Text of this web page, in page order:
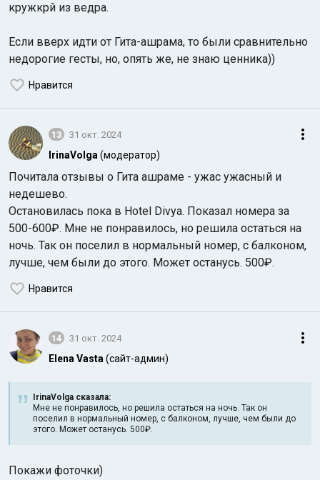
кружкрй из ведра.
Если вверх идти от Гита-ашрама, то были сравнительно
недорогие гесты, но, опять же, не знаю ценника))
Нравится
13 31 окт. 2024
IrinaVolga (модератор)
Почитала отзывы о Гита ашраме - ужас ужасный и
недешево.
Остановилась пока в Hotel Divya. Показал номера за
500-600₽. Мне не понравилось, но решила остаться на
ночь. Так он поселил в нормальный номер, с балконом,
лучше, чем были до этого. Может останусь. 500₽.
Нравится
14 31 окт. 2024
Elena Vasta (сайт-админ)
IrinaVolga сказалa:
Мне не понравилось, но решила остаться на ночь. Так он
поселил в нормальный номер, с балконом, лучше, чем были до
этого. Может останусь. 500₽.
Покажи фоточки)